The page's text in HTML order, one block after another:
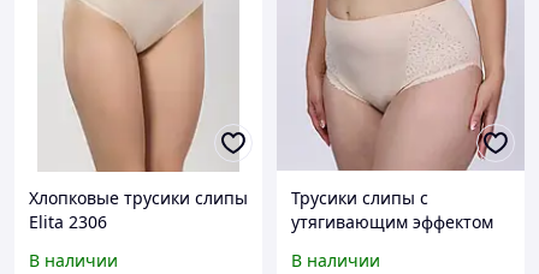
Хлопковые трусики слипы
Elita 2306
В наличии
Трусики слипы с
утягивающим эффектом
В наличии